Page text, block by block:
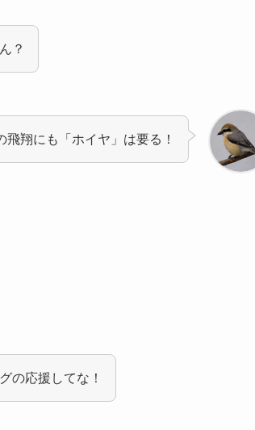
？
飛翔にも「ホイヤ」は要る！
の応援してな！